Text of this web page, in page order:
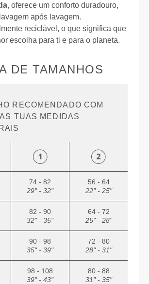
, oferece um conforto duradouro,
lavagem após lavagem.
reciclável, o que significa que
escolha para ti e para o planeta.
DE TAMANHOS
RECOMENDADO COM
TUAS MEDIDAS
74 - 82
29" - 32"
56 - 64
22" - 25"
82 - 90
32" - 35"
64 - 72
25" - 28"
90 - 98
35" - 39"
72 - 80
28" - 31"
98 - 108
39" - 43"
80 - 88
31" - 35"